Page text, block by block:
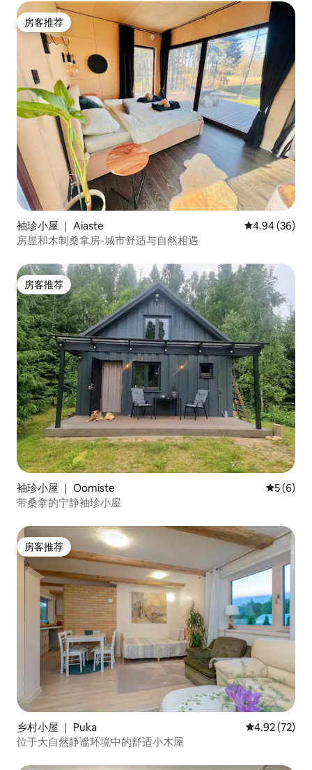
房客推荐
房客推荐
袖珍小屋 ｜ Aiaste 平均评分 4.94
4.94 (36)
房屋和木制桑拿房-城市舒适与自然相遇
房客推荐
房客推荐
袖珍小屋 ｜ Oomiste 平均评分
5 (6)
带桑拿的宁静袖珍小屋
房客推荐
房客推荐
乡村小屋 ｜ Puka 平均评分
4.92 (72)
位于大自然静谧环境中的舒适小木屋